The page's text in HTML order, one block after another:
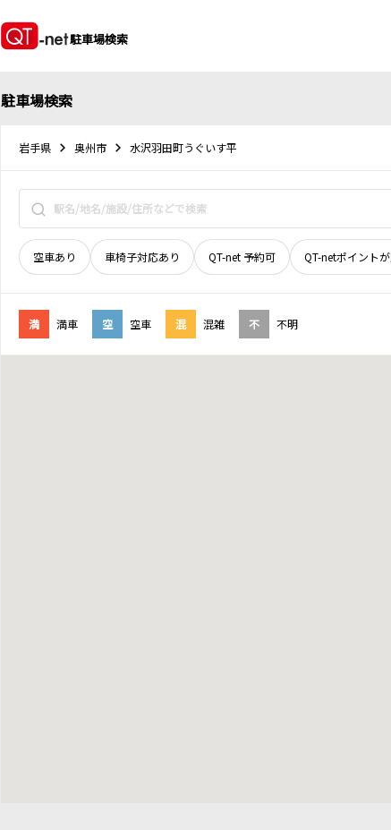
駐車場検索
駐車場検索
岩手県 奥州市 水沢羽田町うぐいす平
空車あり 車椅子対応あり QT-net 予約可 QT-netポイント
満 満車 空 空車 混 混雑 不 不明